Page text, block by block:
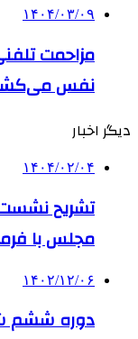
۱۴۰۴/۰۳/۰۹
مزاحمت
نفس
دیگر اخبار
۱۴۰۴/۰۲/۰۴
تشریح
مجلس با
۱۴۰۲/۱۲/۰۶
دوره ششم